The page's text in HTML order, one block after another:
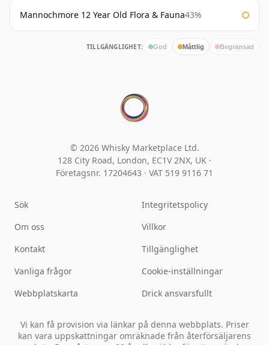
Mannochmore 12 Year Old Flora & Fauna43%
TILLGÄNGLIGHET: God Måttlig Begränsad
© 2026 Whisky Marketplace Ltd.
128 City Road, London, EC1V 2NX, UK ·
Företagsnr. 17204643 · VAT 519 9116 71
Sök
Om oss
Kontakt
Vanliga frågor
Webbplatskarta
Integritetspolicy
Villkor
Tillgänglighet
Cookie-inställningar
Drick ansvarsfullt
Vi kan få provision via länkar på denna webbplats. Priser
kan vara uppskattningar omräknade från återförsäljarens